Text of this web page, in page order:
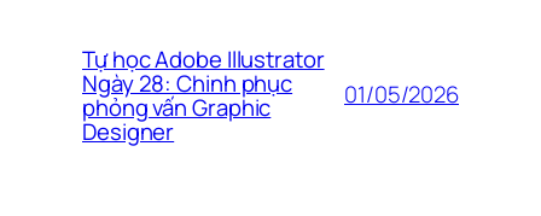
Tự học Adobe Illustrator
Ngày 28: Chinh phục
phỏng vấn Graphic
Designer
01/05/2026